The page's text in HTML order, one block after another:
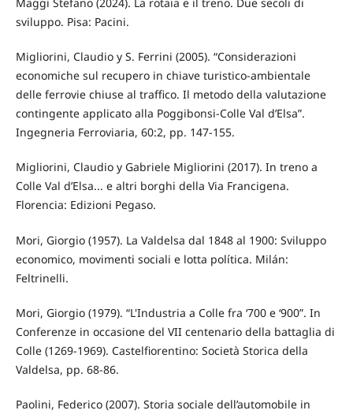
Maggi Stefano (2024). La rotaia e il treno. Due secoli di
sviluppo. Pisa: Pacini.
Migliorini, Claudio y S. Ferrini (2005). “Considerazioni
economiche sul recupero in chiave turistico-ambientale
delle ferrovie chiuse al traffico. Il metodo della valutazione
contingente applicato alla Poggibonsi-Colle Val d’Elsa”.
Ingegneria Ferroviaria, 60:2, pp. 147-155.
Migliorini, Claudio y Gabriele Migliorini (2017). In treno a
Colle Val d’Elsa... e altri borghi della Via Francigena.
Florencia: Edizioni Pegaso.
Mori, Giorgio (1957). La Valdelsa dal 1848 al 1900: Sviluppo
economico, movimenti sociali e lotta política. Milán:
Feltrinelli.
Mori, Giorgio (1979). “L'Industria a Colle fra ‘700 e ‘900”. In
Conferenze in occasione del VII centenario della battaglia di
Colle (1269-1969). Castelfiorentino: Società Storica della
Valdelsa, pp. 68-86.
Paolini, Federico (2007). Storia sociale dell’automobile in